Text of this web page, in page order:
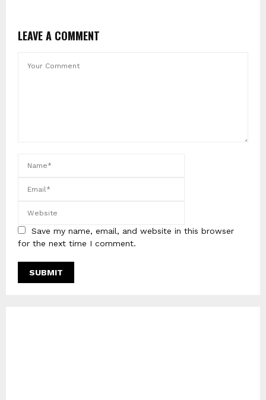
LEAVE A COMMENT
Save my name, email, and website in this browser
for the next time I comment.